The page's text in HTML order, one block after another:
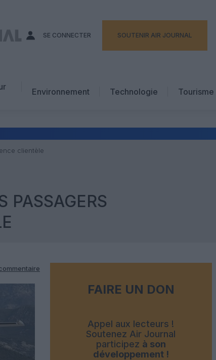
SE CONNECTER SOUTENIR AIR JOURNAL
Environnement Technologie
Tourisme
Hôtellerie
clientèle
PASSAGERS
FAIRE UN DON
Appel aux lecteurs !
Soutenez Air Journal
participez à son
développement !